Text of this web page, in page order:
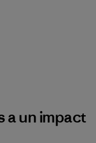
a un impact